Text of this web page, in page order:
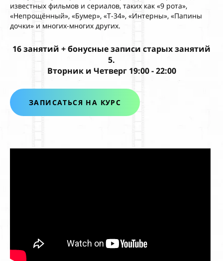
известных фильмов и сериалов, таких как «9 рота»,
«Непрощённый», «Бумер», «Т-34», «Интерны», «Папины
дочки» и многих-многих других.
16 занятий + бонусные записи старых занятий
5.
Вторник и Четверг 19:00 - 22:00
ЗАПИСАТЬСЯ НА КУРС